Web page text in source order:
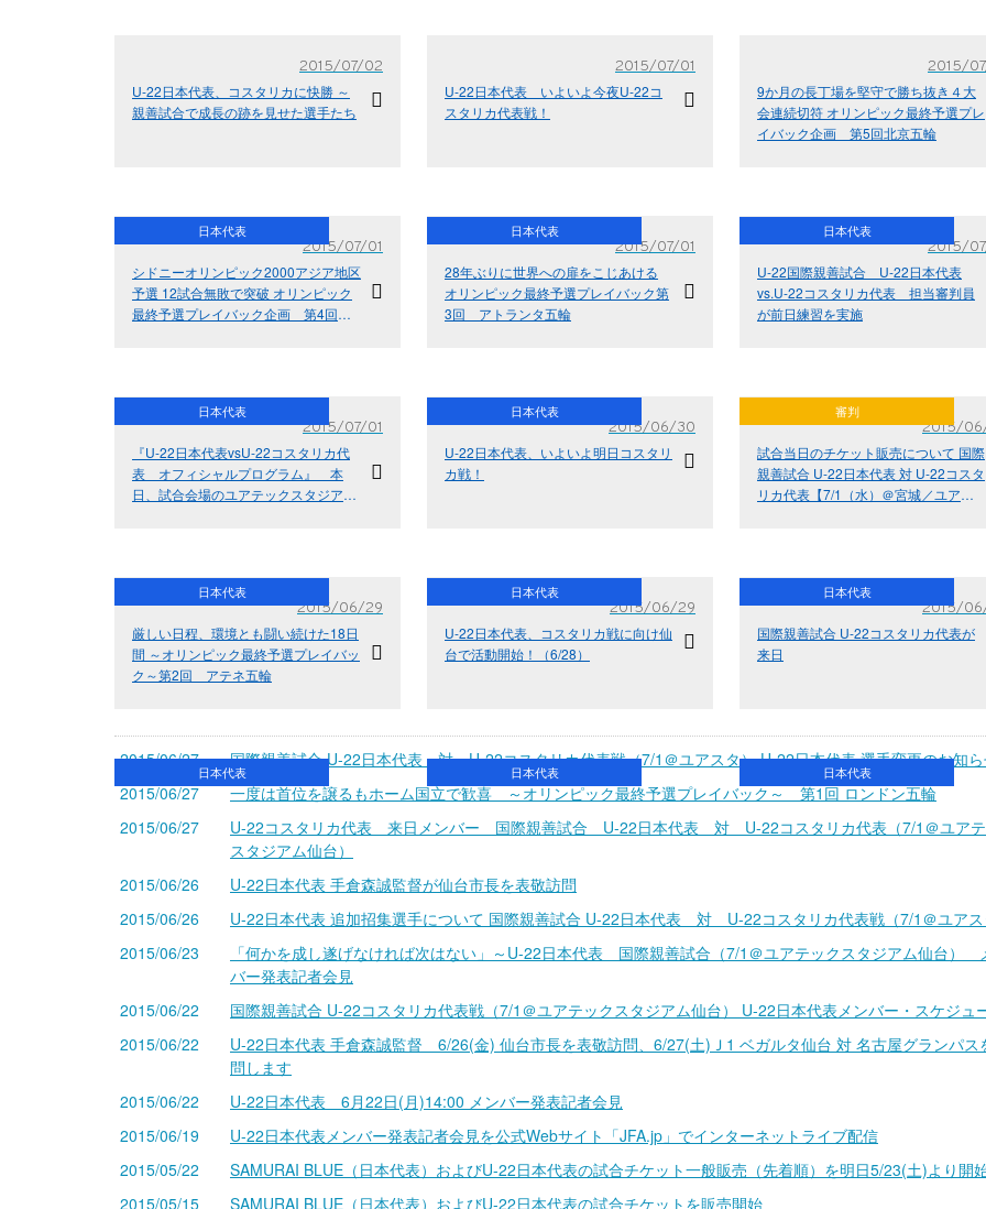
日本代表
2015/07/02
U-22日本代表、コスタリカに快勝 ～
親善試合で成長の跡を見せた選手たち
日本代表
2015/07/01
U-22日本代表 いよいよ今夜U-22コ
スタリカ代表戦！
日本代表
2015/
9か月の長丁場を堅守で勝ち抜き４大
会連続切符 オリンピック最終予選プレ
イバック企画 第5回北京五輪
日本代表
2015/07/01
シドニーオリンピック2000アジア地区
予選 12試合無敗で突破 オリンピック
最終予選プレイバック企画 第4回シ
日本代表
2015/07/01
28年ぶりに世界への扉をこじあける
オリンピック最終予選プレイバック第
3回 アトランタ五輪
審判
2015/
U-22国際親善試合 U-22日本代表
vs.U-22コスタリカ代表 担当審判員
が前日練習を実施
日本代表
2015/07/01
『U-22日本代表vsU-22コスタリカ代
表 オフィシャルプログラム』 本
日、試合会場のユアテックスタジアム
日本代表
2015/06/30
U-22日本代表、いよいよ明日コスタリ
カ戦！
日本代表
2015/
試合当日のチケット販売について 国際
親善試合 U-22日本代表 対 U-22コスタ
リカ代表【7/1（水）＠宮城／ユアテ
日本代表
2015/06/29
厳しい日程、環境とも闘い続けた18日
間 ～オリンピック最終予選プレイバッ
ク～第2回 アテネ五輪
日本代表
2015/06/29
U-22日本代表、コスタリカ戦に向け仙
台で活動開始！（6/28）
日本代表
2015/
国際親善試合 U-22コスタリカ代表が
来日
2015/06/27
国際親善試合 U-22日本代表 対 U-22コスタリカ代表戦（7/1＠ユアスタ） U-22日本代表 選手変更のお知
2015/06/27
一度は首位を譲るもホーム国立で歓喜 ～オリンピック最終予選プレイバック～ 第1回 ロンドン五輪
2015/06/27
U-22コスタリカ代表 来日メンバー 国際親善試合 U-22日本代表 対 U-22コスタリカ代表（7/1＠ユア
スタジアム仙台）
2015/06/26
U-22日本代表 手倉森誠監督が仙台市長を表敬訪問
2015/06/26
U-22日本代表 追加招集選手について 国際親善試合 U-22日本代表 対 U-22コスタリカ代表戦（7/1＠ユア
2015/06/23
「何かを成し遂げなければ次はない」～U-22日本代表 国際親善試合（7/1＠ユアテックスタジアム仙台）
バー発表記者会見
2015/06/22
国際親善試合 U-22コスタリカ代表戦（7/1＠ユアテックスタジアム仙台） U-22日本代表メンバー・スケジュ
2015/06/22
U-22日本代表 手倉森誠監督 6/26(金) 仙台市長を表敬訪問、6/27(土)Ｊ1 ベガルタ仙台 対 名古屋グランパス
問します
2015/06/22
U-22日本代表 6月22日(月)14:00 メンバー発表記者会見
2015/06/19
U-22日本代表メンバー発表記者会見を公式Webサイト「JFA.jp」でインターネットライブ配信
2015/05/22
SAMURAI BLUE（日本代表）およびU-22日本代表の試合チケット一般販売（先着順）を明日5/23(土)より開
2015/05/15
SAMURAI BLUE（日本代表）およびU-22日本代表の試合チケットを販売開始